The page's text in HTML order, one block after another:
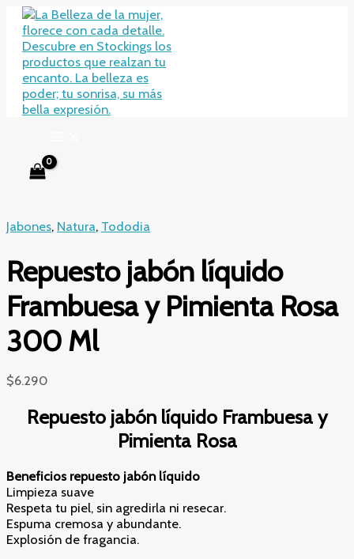
contenido
Jabones, Natura, Tododia
Repuesto jabón líquido
Frambuesa y Pimienta Rosa
300 Ml
$6.290
Repuesto jabón líquido Frambuesa y
Pimienta Rosa
Beneficios repuesto jabón líquido
Limpieza suave
Respeta tu piel, sin agredirla ni resecar.
Espuma cremosa y abundante.
Explosión de fragancia.